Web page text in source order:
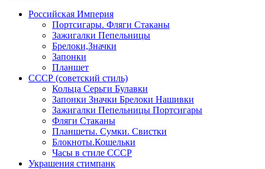
Российская Империя
Портсигары. Фляги Стаканы
Зажигалки Пепельницы
Брелоки,Значки
Запонки
Планшет
СССР (советский стиль)
Кольца Серьги Булавки
Запонки Значки Брелоки Нашивки
Зажигалки Пепельницы Портсигары
Фляги Стаканы
Планшеты. Сумки. Свистки
Блокноты.Кошельки
Часы в стиле СССР
Украшения стимпанк